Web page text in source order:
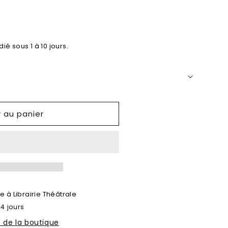
sous 1 à 10 jours.
au panier
à Librairie Théâtrale
jours
la boutique